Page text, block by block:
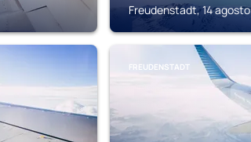
Freudenstadt, 14
FREUDENSTADT